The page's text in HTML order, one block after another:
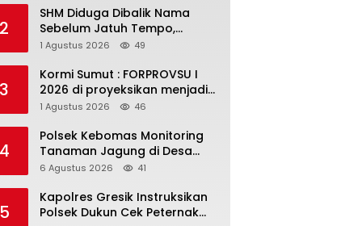
2
SHM Diduga Dibalik Nama
Sebelum Jatuh Tempo,
Warga Gresik Gugat
Somasi Kepala Desa
1 Agustus 2026 49
3
Kormi Sumut : FORPROVSU I
2026 di proyeksikan menjadi
ajang Festival Olahraga
terbanyak di Indonesia
1 Agustus 2026 46
Polsek Kebomas Monitoring
Tanaman Jagung di Desa
Kembangan, Perkuat
Nasional
6 Agustus 2026 41
Kapolres Gresik Instruksikan
Polsek Dukun Cek Peternak